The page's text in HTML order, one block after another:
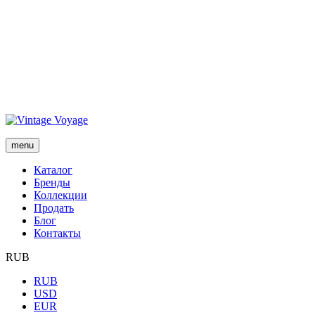
menu
Каталог
Бренды
Коллекции
Продать
Блог
Контакты
RUB
RUB
USD
EUR